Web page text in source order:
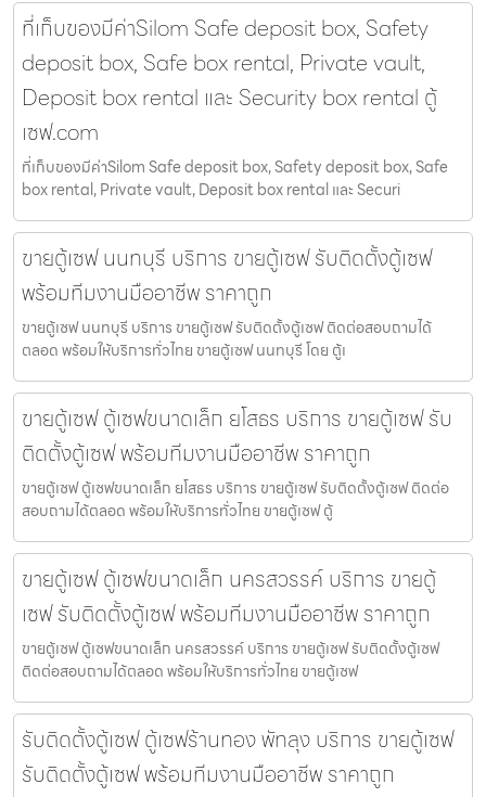
ที่เก็บของมีค่าSilom Safe deposit box, Safety
deposit box, Safe box rental, Private vault,
Deposit box rental และ Security box rental ตู้
เซฟ.com
ที่เก็บของมีค่าSilom Safe deposit box, Safety deposit box, Safe
box rental, Private vault, Deposit box rental และ Securi
ขายตู้เซฟ นนทบุรี บริการ ขายตู้เซฟ รับติดตั้งตู้เซฟ
พร้อมทีมงานมืออาชีพ ราคาถูก
ขายตู้เซฟ นนทบุรี บริการ ขายตู้เซฟ รับติดตั้งตู้เซฟ ติดต่อสอบถามได้
ตลอด พร้อมให้บริการทั่วไทย ขายตู้เซฟ นนทบุรี โดย ตู้เ
ขายตู้เซฟ ตู้เซฟขนาดเล็ก ยโสธร บริการ ขายตู้เซฟ รับ
ติดตั้งตู้เซฟ พร้อมทีมงานมืออาชีพ ราคาถูก
ขายตู้เซฟ ตู้เซฟขนาดเล็ก ยโสธร บริการ ขายตู้เซฟ รับติดตั้งตู้เซฟ ติดต่อ
สอบถามได้ตลอด พร้อมให้บริการทั่วไทย ขายตู้เซฟ ตู้
ขายตู้เซฟ ตู้เซฟขนาดเล็ก นครสวรรค์ บริการ ขายตู้
เซฟ รับติดตั้งตู้เซฟ พร้อมทีมงานมืออาชีพ ราคาถูก
ขายตู้เซฟ ตู้เซฟขนาดเล็ก นครสวรรค์ บริการ ขายตู้เซฟ รับติดตั้งตู้เซฟ
ติดต่อสอบถามได้ตลอด พร้อมให้บริการทั่วไทย ขายตู้เซฟ
รับติดตั้งตู้เซฟ ตู้เซฟร้านทอง พัทลุง บริการ ขายตู้เซฟ
รับติดตั้งตู้เซฟ พร้อมทีมงานมืออาชีพ ราคาถูก